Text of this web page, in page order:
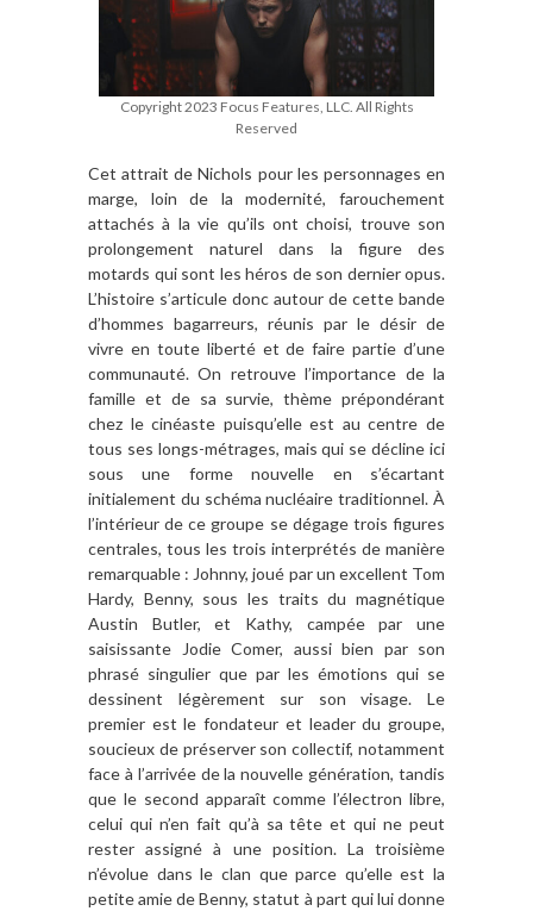
Copyright 2023 Focus Features, LLC. All Rights
Reserved
Cet attrait de Nichols pour les personnages en
marge, loin de la modernité, farouchement
attachés à la vie qu’ils ont choisi, trouve son
prolongement naturel dans la figure des
motards qui sont les héros de son dernier opus.
L’histoire s’articule donc autour de cette bande
d’hommes bagarreurs, réunis par le désir de
vivre en toute liberté et de faire partie d’une
communauté. On retrouve l’importance de la
famille et de sa survie, thème prépondérant
chez le cinéaste puisqu’elle est au centre de
tous ses longs-métrages, mais qui se décline ici
sous une forme nouvelle en s’écartant
initialement du schéma nucléaire traditionnel. À
l’intérieur de ce groupe se dégage trois figures
centrales, tous les trois interprétés de manière
remarquable : Johnny, joué par un excellent Tom
Hardy, Benny, sous les traits du magnétique
Austin Butler, et Kathy, campée par une
saisissante Jodie Comer, aussi bien par son
phrasé singulier que par les émotions qui se
dessinent légèrement sur son visage. Le
premier est le fondateur et leader du groupe,
soucieux de préserver son collectif, notamment
face à l’arrivée de la nouvelle génération, tandis
que le second apparaît comme l’électron libre,
celui qui n’en fait qu’à sa tête et qui ne peut
rester assigné à une position. La troisième
n’évolue dans le clan que parce qu’elle est la
petite amie de Benny, statut à part qui lui donne